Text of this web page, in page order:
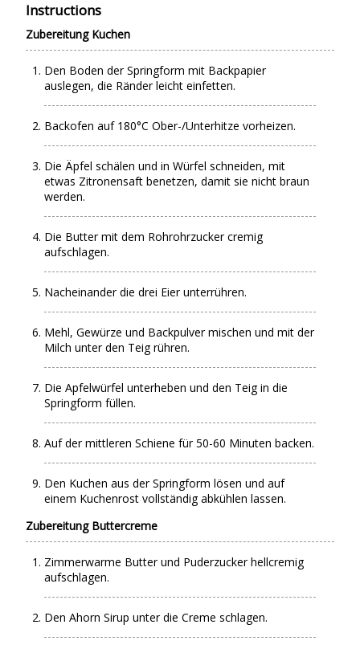
Instructions
Zubereitung Kuchen
Den Boden der Springform mit Backpapier
auslegen, die Ränder leicht einfetten.
Backofen auf 180°C Ober-/Unterhitze vorheizen.
Die Äpfel schälen und in Würfel schneiden, mit
etwas Zitronensaft benetzen, damit sie nicht braun
werden.
Die Butter mit dem Rohrohrzucker cremig
aufschlagen.
Nacheinander die drei Eier unterrühren.
Mehl, Gewürze und Backpulver mischen und mit der
Milch unter den Teig rühren.
Die Apfelwürfel unterheben und den Teig in die
Springform füllen.
Auf der mittleren Schiene für 50-60 Minuten backen.
Den Kuchen aus der Springform lösen und auf
einem Kuchenrost vollständig abkühlen lassen.
Zubereitung Buttercreme
Zimmerwarme Butter und Puderzucker hellcremig
aufschlagen.
Den Ahorn Sirup unter die Creme schlagen.